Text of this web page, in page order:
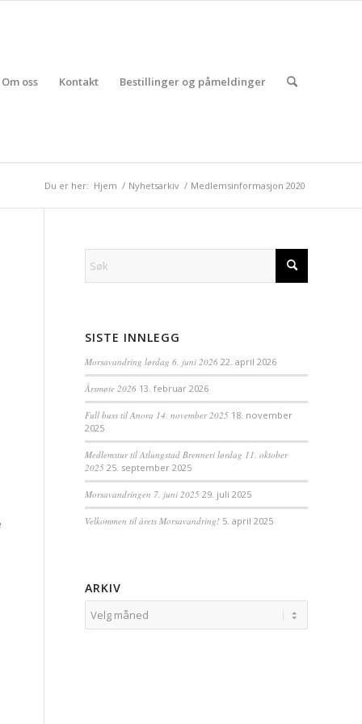
Om oss Kontakt Bestillinger og påmeldinger
Du er her: Hjem / Nyhetsarkiv / Medlemsinformasjon 2020
SISTE INNLEGG
Morsavandring lørdag 6. juni 2026 22. april 2026
Årsmøte 2026 13. februar 2026
Full buss til Anora 14. november 2025 18. november
2025
Medlemstur til Atlungstad Brenneri lørdag 11. oktober
2025 25. september 2025
Morsavandringen 7. juni 2025 29. juli 2025
Velkommen til årets Morsavandring! 5. april 2025
ARKIV